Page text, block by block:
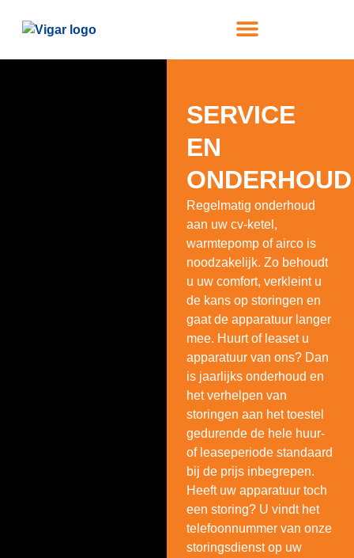
SERVICE
EN
ONDERHOUD
Regelmatig onderhoud
aan uw cv-ketel,
warmtepomp of airco is
noodzakelijk. Zo behoudt
u uw comfort, verkleint u
de kans op storingen en
gaat de apparatuur langer
mee. Huurt of leaset u
apparatuur van ons? Dan
is jaarlijks onderhoud en
het verhelpen van
storingen aan het toestel
gedurende de hele huur-
of leaseperiode standaard
bij de prijs inbegrepen.
Heeft uw apparatuur toch
een storing? U vindt het
telefoonnummer van onze
storingsdienst op uw